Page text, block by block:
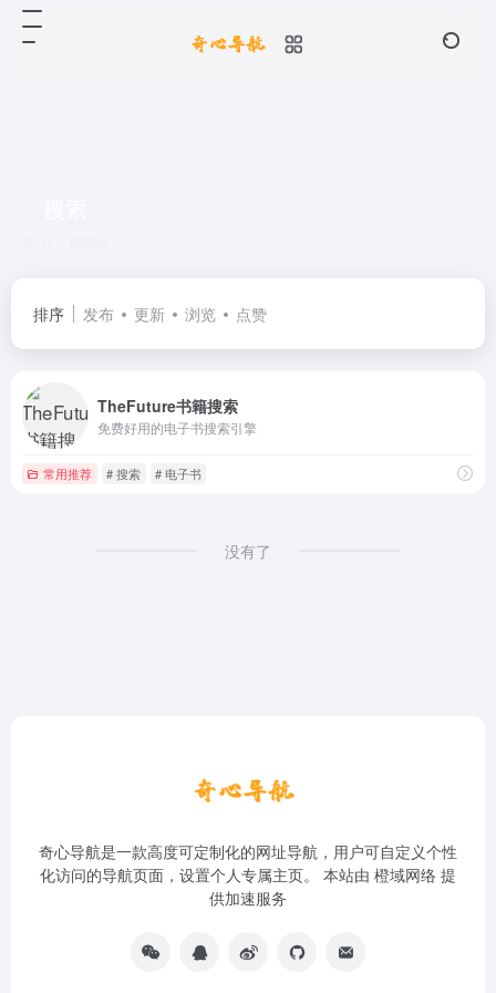
排序 发布 更新 浏览 点赞
TheFuture书籍搜索
免费好用的电子书搜索引擎
常用推荐 # 搜索 # 电子书
没有了
奇心导航是一款高度可定制化的网址导航，用户可自定义个性
化访问的导航页面，设置个人专属主页。 本站由 橙域网络 提
供加速服务